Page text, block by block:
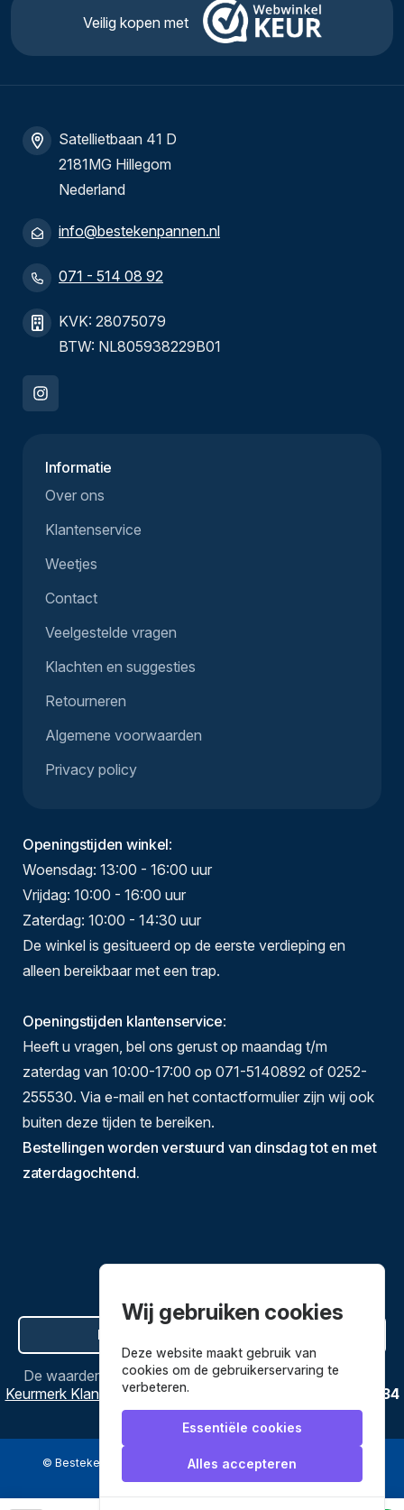
Veilig kopen met
Satellietbaan 41 D
2181MG Hillegom
Nederland
info@bestekenpannen.nl
071 - 514 08 92
KVK: 28075079
BTW: NL805938229B01
Informatie
Over ons
Klantenservice
Weetjes
Contact
Veelgestelde vragen
Klachten en suggesties
Retourneren
Algemene voorwaarden
Privacy policy
Openingstijden winkel:
Woensdag: 13:00 - 16:00 uur
Vrijdag: 10:00 - 16:00 uur
Zaterdag: 10:00 - 14:30 uur
De winkel is gesitueerd op de eerste verdieping en
alleen bereikbaar met een trap.
Openingstijden klantenservice:
Heeft u vragen, bel ons gerust op maandag t/m
zaterdag van 10:00-17:00 op 071-5140892 of 0252-
255530. Via e-mail en het contactformulier zijn wij ook
buiten deze tijden te bereiken.
Bestellingen worden verstuurd van dinsdag tot en met
zaterdagochtend.
Hier de overeenkomst ontbinden
De waardering vanBestekenpannen.nlbijWebwinkel
Keurmerk Klantbeoordelingen
3634
reviews.
© Bestekenpannen.nl 2026 een webshop van
Wij gebruiken cookies
Deze website maakt gebruik van
cookies om de gebruikerservaring te
verbeteren.
Essentiële cookies
Alles accepteren